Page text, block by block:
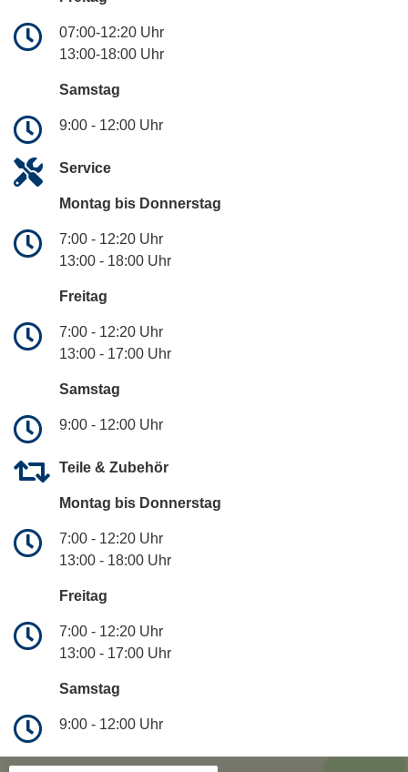
07:00-12:20 Uhr
13:00-18:00 Uhr
Samstag
9:00 - 12:00 Uhr
Service
Montag bis Donnerstag
7:00 - 12:20 Uhr
13:00 - 18:00 Uhr
Freitag
7:00 - 12:20 Uhr
13:00 - 17:00 Uhr
Samstag
9:00 - 12:00 Uhr
Teile & Zubehör
Montag bis Donnerstag
7:00 - 12:20 Uhr
13:00 - 18:00 Uhr
Freitag
7:00 - 12:20 Uhr
13:00 - 17:00 Uhr
Samstag
9:00 - 12:00 Uhr